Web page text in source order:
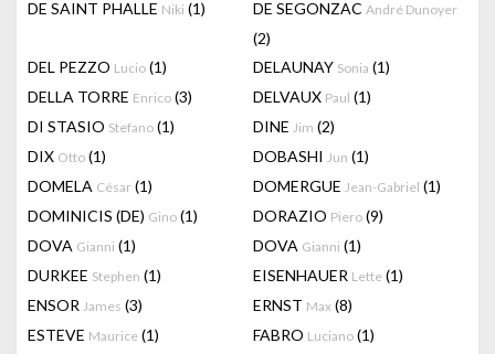
DE SAINT PHALLE Niki (1) DE SEGONZAC André Dunoyer
(2)
DEL PEZZO Lucio (1) DELAUNAY Sonia (1)
DELLA TORRE Enrico (3) DELVAUX Paul (1)
DI STASIO Stefano (1) DINE Jim (2)
DIX Otto (1) DOBASHI Jun (1)
DOMELA César (1) DOMERGUE Jean-Gabriel (1)
DOMINICIS (DE) Gino (1) DORAZIO Piero (9)
DOVA Gianni (1) DOVA Gianni (1)
DURKEE Stephen (1) EISENHAUER Lette (1)
ENSOR James (3) ERNST Max (8)
ESTEVE Maurice (1) FABRO Luciano (1)